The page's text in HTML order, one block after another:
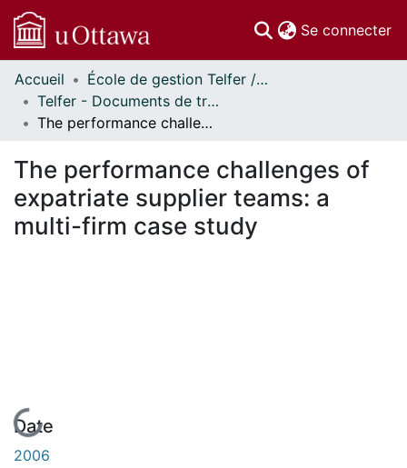
Se connecter
Communautés
et collections
Parcourir
À propos
Accueil
École de gestion Telfer // Telfer School of Management
Telfer - Documents de travail // Telfer - Working Papers
The performance challenges of expatriate supplier teams: a multi-firm case study
The performance challenges of
expatriate supplier teams: a
multi-firm case study
En cours de chargement...
Date
2006